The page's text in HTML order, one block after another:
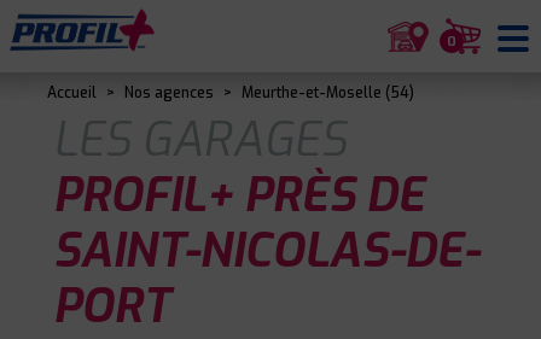
0
Accueil > Nos agences > Meurthe-et-Moselle (54)
LES GARAGES
PROFIL+ PRÈS DE
SAINT-NICOLAS-DE-
PORT